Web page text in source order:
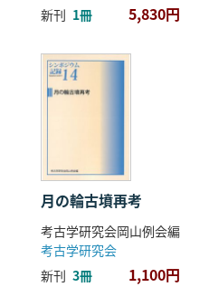
新刊 1冊 5,830円
月の輪古墳再考
考古学研究会岡山例会編
考古学研究会
新刊 3冊 1,100円